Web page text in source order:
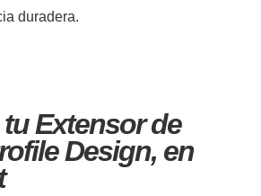
duradera.
Extensor de
Design, en